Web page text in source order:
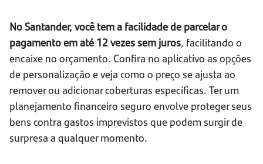
No Santander, você tem a facilidade de parcelar o
pagamento em até 12 vezes sem juros, facilitando o
encaixe no orçamento. Confira no aplicativo as opções
de personalização e veja como o preço se ajusta ao
remover ou adicionar coberturas específicas. Ter um
planejamento financeiro seguro envolve proteger seus
bens contra gastos imprevistos que podem surgir de
surpresa a qualquer momento.